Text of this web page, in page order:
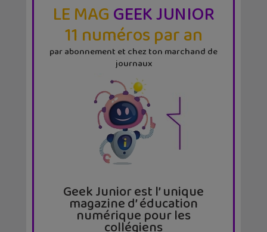
LE MAGGEEK JUNIOR
11 numéros par an
par abonnement et chez ton marchand de
journaux
Geek Junior est l’ unique
magazine d’ éducation
numérique pour les